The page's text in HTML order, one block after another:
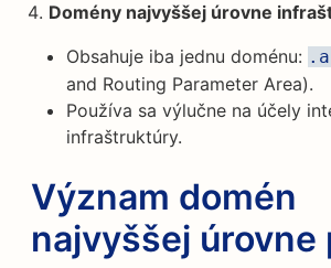
Domény najvyššej úrovne
Obsahuje iba jednu doménu:
and Routing Parameter Area).
Používa sa výlučne na účely
infraštruktúry.
Význam domén
najvyššej úrovne